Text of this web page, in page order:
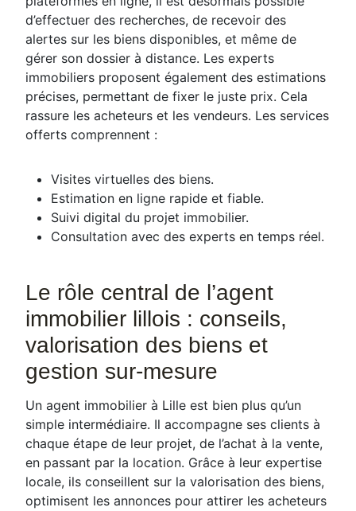
d’effectuer des recherches, de recevoir des
alertes sur les biens disponibles, et même de
gérer son dossier à distance. Les experts
immobiliers proposent également des estimations
précises, permettant de fixer le juste prix. Cela
rassure les acheteurs et les vendeurs. Les services
offerts comprennent :
Visites virtuelles des biens.
Estimation en ligne rapide et fiable.
Suivi digital du projet immobilier.
Consultation avec des experts en temps réel.
Le rôle central de l’agent
immobilier lillois : conseils,
valorisation des biens et
gestion sur-mesure
Un agent immobilier à Lille est bien plus qu’un
simple intermédiaire. Il accompagne ses clients à
chaque étape de leur projet, de l’achat à la vente,
en passant par la location. Grâce à leur expertise
locale, ils conseillent sur la valorisation des biens,
optimisent les annonces pour attirer les acheteurs